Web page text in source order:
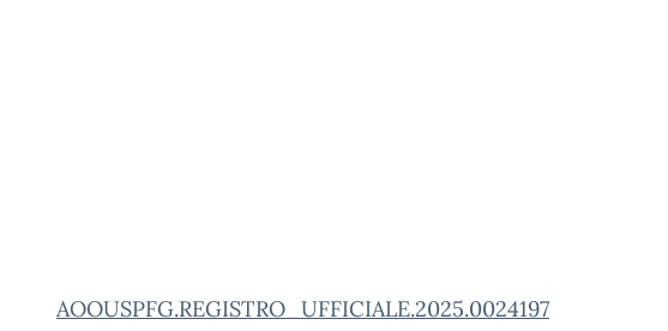
AOOUSPFG.REGISTRO_UFFICIALE.2025.0024197